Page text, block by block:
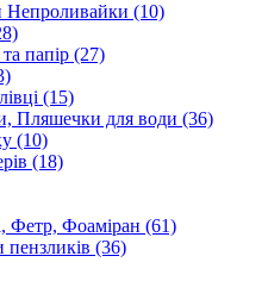
Непроливайки (10)
папір (27)
(15)
Пляшечки для води (36)
(10)
(18)
Фетр, Фоаміран (61)
(36)